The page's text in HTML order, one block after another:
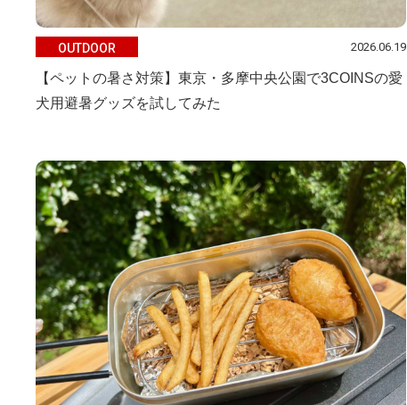
OUTDOOR 2026.06.19
【ペットの暑さ対策】東京・多摩中央公園で3COINSの愛
犬用避暑グッズを試してみた